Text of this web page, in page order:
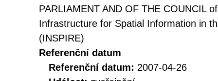
PARLIAMENT AND OF THE COUNCIL
Infrastructure for Spatial Information in
(INSPIRE)
Referenční datum
Referenční datum: 2007-04-26